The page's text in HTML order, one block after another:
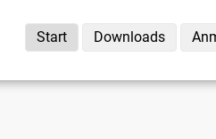
Start Downloads